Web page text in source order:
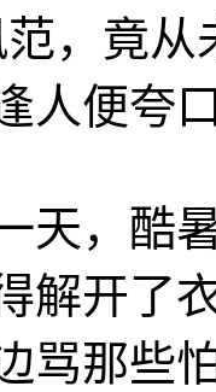
范，竟
人便夸
天，酷
解开了
骂那些